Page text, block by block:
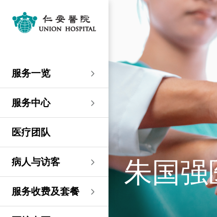
服务一览
服务一览
急症及门诊
专科服务
专科服务
妇产科／生殖医学
妇产科／生殖医学
妇产科
生殖医学科
外科
外科
乳房健康
泌尿外科
心胸肺外科
整形外科
骨科
内科
肠胃肝脏科
呼吸系统科
内分泌及糖尿科
肾科
肿瘤科
儿科
小儿外科及小儿泌尿科
过敏专科服务
其他医疗服务
其他医疗服务
健康检查
疫苗注射
物理治疗
言语治疗
服务中心
服务中心
大围仁安医院
仁安微创中心
儿科/婴儿健康中心
乳房保健及治疗中心
仁安内视镜及日间手
术中心
尖沙咀 H Zentre
尖沙咀 H Zentre
仁安肿瘤中心
仁安医疗造影体检中
心
尖沙咀美丽华广场
尖沙咀美丽华广场
仁安植发中心
仁安医院分科诊所 (尖
沙咀)
仁安医院分科诊所 (尖
仁安医院分科诊所 (尖
沙咀) 内视镜及日间治
疗中心
分科诊所
分科诊所
沙咀)
仁安医院分科诊所 (将
军澳)
仁安医院分科诊所
仁安医院分科诊所
仁安医院分科诊所
(荃湾)
医疗团队
病人与访客
病人与访客
入院准备
留院指南
部门服务时间
恶劣天气安排
病人权益
病人权益
病人与家庭委员会
意见回馈
健康资讯
健康资讯
小册子
服务收费及套餐
服务收费及套餐
医疗券计划
医护专区
费用预算
费用预算
度的先导计划
住院及手术费用预计表
服务费用预算
休假通知只适用于V-
CODE医生
护士训练学校
护士网上培训系统
(CNE)
关于仁安
仁安概览
纪念日志
医学研究
认证及奖项
仁心仁术慈善计划
资讯中心
资讯中心
新闻稿
专栏文章
小册子
感染控制
职位空缺
联络我们
位置及交通
意见回馈
其他查询
朱国强